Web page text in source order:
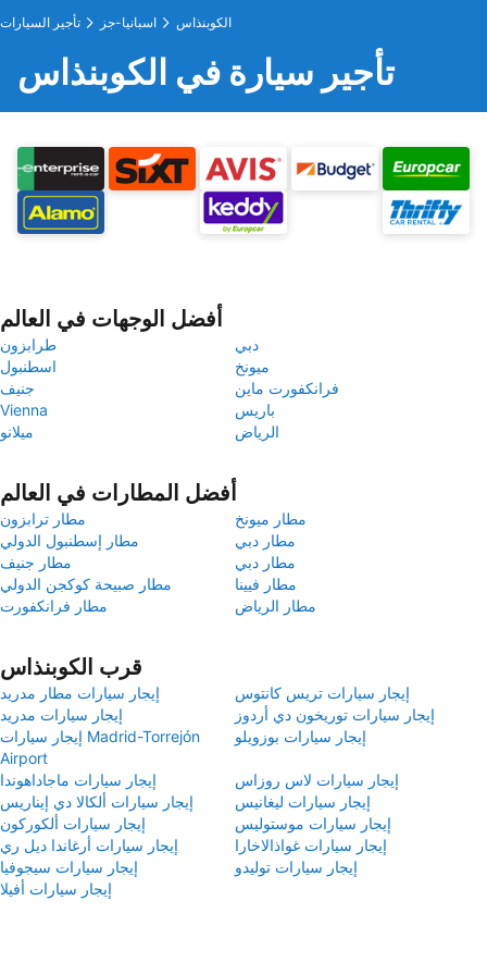
تأجير السيارات اسبانيا-جز الكوبنذاس
تأجير سيارة في الكوبنذاس
أفضل الوجهات في العالم
طرابزون
دبي
اسطنبول
ميونخ
جنيف
فرانكفورت ماين
Vienna
باريس
ميلانو
الرياض
أفضل المطارات في العالم
مطار ترابزون
مطار ميونخ
مطار إسطنبول الدولي
مطار دبي
مطار جنيف
مطار دبي
مطار صبيحة كوكجن الدولي
مطار فيينا
مطار فرانكفورت
مطار الرياض
قرب الكوبنذاس
إيجار سيارات مطار مدريد
إيجار سيارات تريس كانتوس
إيجار سيارات مدريد
إيجار سيارات توريخون دي أردوز
إيجار سيارات Madrid-Torrejón
Airport
إيجار سيارات بوزويلو
إيجار سيارات ماجاداهوندا
إيجار سيارات لاس روزاس
إيجار سيارات ألكالا دي إيناريس
إيجار سيارات ليغانيس
إيجار سيارات ألكوركون
إيجار سيارات موستوليس
إيجار سيارات أرغاندا ديل ري
إيجار سيارات غواذالاخارا
إيجار سيارات سيجوفيا
إيجار سيارات توليدو
إيجار سيارات أفيلا